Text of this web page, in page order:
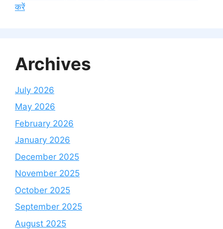
करें
Archives
July 2026
May 2026
February 2026
January 2026
December 2025
November 2025
October 2025
September 2025
August 2025